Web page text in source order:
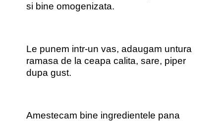
si bine omogenizata.
Le punem intr-un vas, adaugam untura
ramasa de la ceapa calita, sare, piper
dupa gust.
Amestecam bine ingredientele pana